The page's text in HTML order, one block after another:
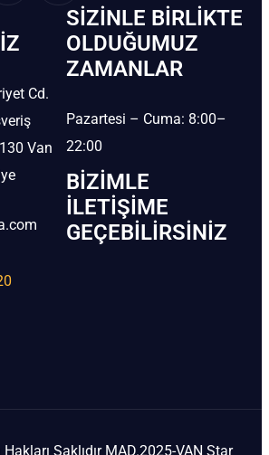
Cd.
Van
SIZINLE BIRLIKTE
OLDUĞUMUZ
ZAMANLAR
Pazartesi – Cuma: 8:00–
22:00
BIZIMLE
İLETIŞIME
GEÇEBILIRSINIZ
Saklıdır MAD.2025-VAN Star